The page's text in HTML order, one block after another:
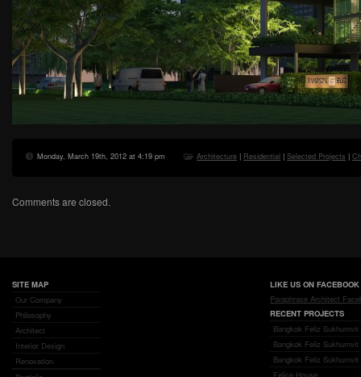
Monday, March 19th, 2012 at 4:19 pm Architecture | Residential |Selected Projects |
Comments are closed.
SITE MAP
Our Company
Philosophy
Architect
Interior Design
Renovation
LIKE US ON FACEBOOK
Paraphrase Architect
RECENT PROJECTS
Bangkok Feliz
Bangkok Feliz
Bangkok Feliz
Felice House